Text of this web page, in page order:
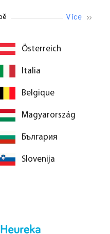
Österreich
Italia
Belgique
Magyarország
България
Slovenija